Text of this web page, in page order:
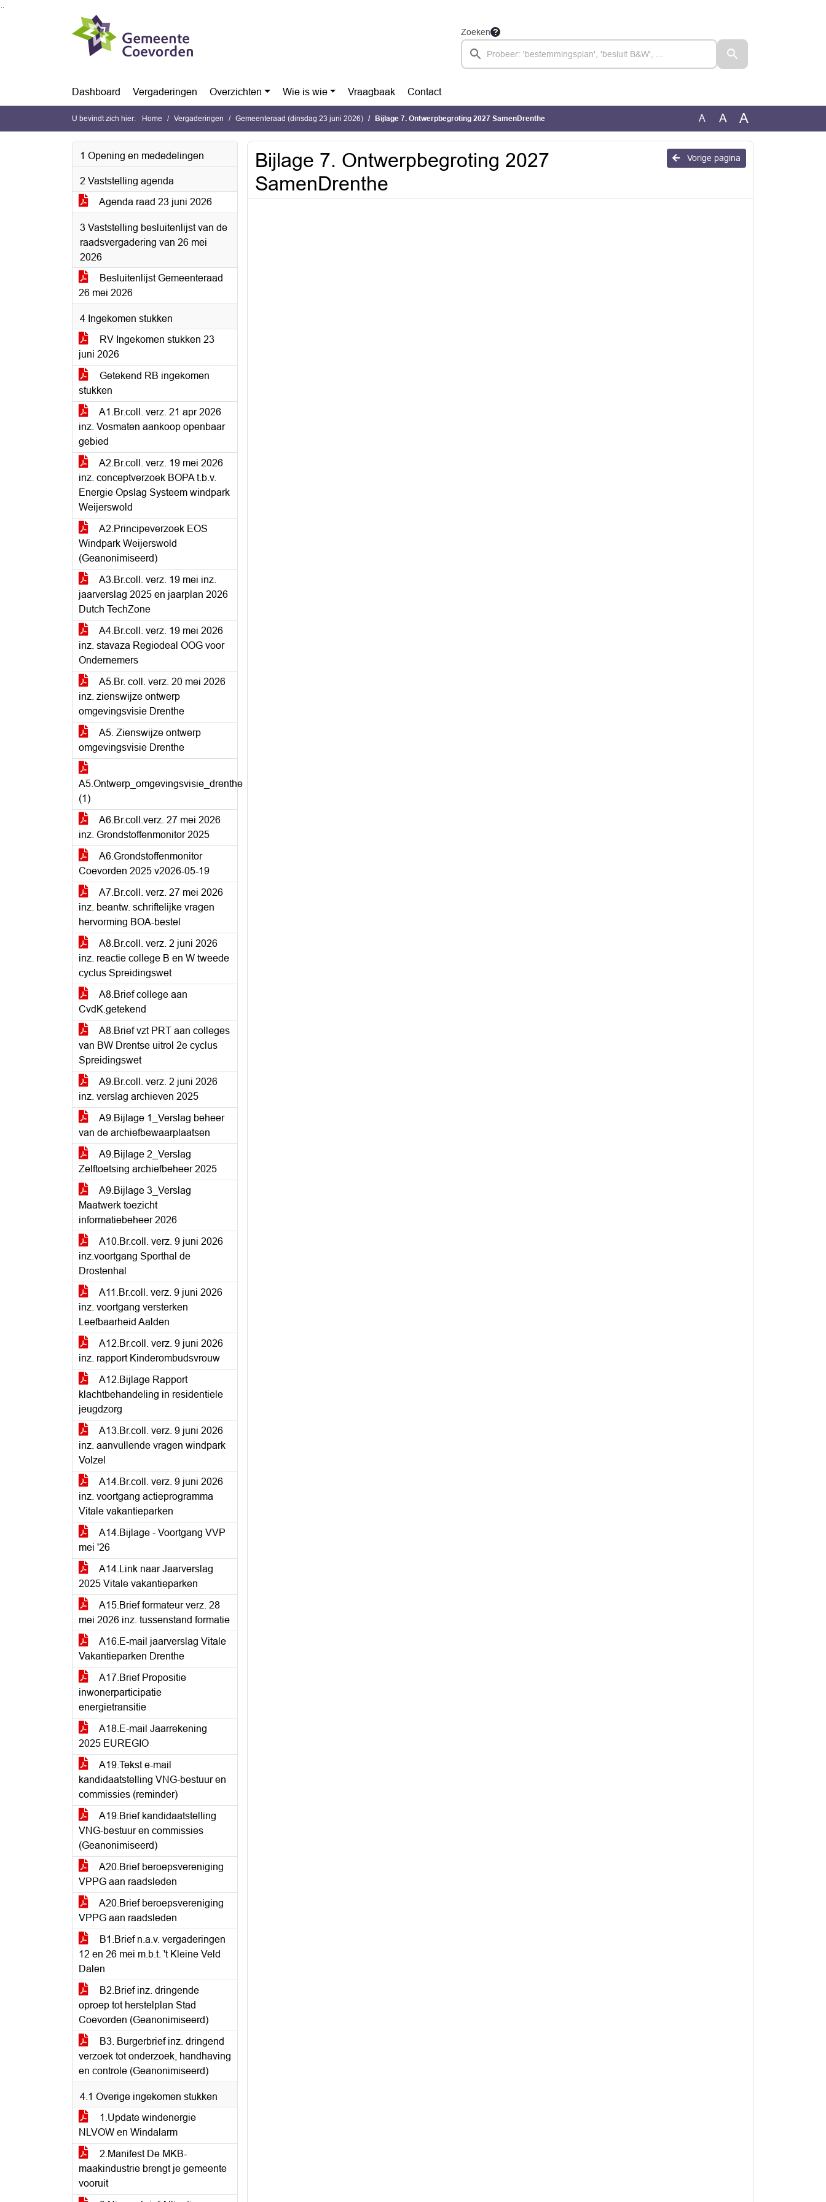
Ga naar de inhoud van deze pagina
Ga naar het zoeken
Ga naar het menu
Zoeken
Dashboard Vergaderingen Overzichten Wie is wie Vraagbaak Contact
U bevindt zich hier: Home Vergaderingen Gemeenteraad (dinsdag 23 juni 2026) Bijlage 7. Ontwerpbegroting 2027 SamenDrenthe A A A
1 Opening en mededelingen
2 Vaststelling agenda
Agenda raad 23 juni 2026
3 Vaststelling besluitenlijst van de
raadsvergadering van 26 mei
2026
Besluitenlijst Gemeenteraad
26 mei 2026
4 Ingekomen stukken
RV Ingekomen stukken 23
juni 2026
Getekend RB ingekomen
stukken
A1.Br.coll. verz. 21 apr 2026
inz. Vosmaten aankoop openbaar
gebied
A2.Br.coll. verz. 19 mei 2026
inz. conceptverzoek BOPA t.b.v.
Energie Opslag Systeem windpark
Weijerswold
A2.Principeverzoek EOS
Windpark Weijerswold
(Geanonimiseerd)
A3.Br.coll. verz. 19 mei inz.
jaarverslag 2025 en jaarplan 2026
Dutch TechZone
A4.Br.coll. verz. 19 mei 2026
inz. stavaza Regiodeal OOG voor
Ondernemers
A5.Br. coll. verz. 20 mei 2026
inz. zienswijze ontwerp
omgevingsvisie Drenthe
A5. Zienswijze ontwerp
omgevingsvisie Drenthe
A5.Ontwerp_omgevingsvisie_drenthe
(1)
A6.Br.coll.verz. 27 mei 2026
inz. Grondstoffenmonitor 2025
A6.Grondstoffenmonitor
Coevorden 2025 v2026-05-19
A7.Br.coll. verz. 27 mei 2026
inz. beantw. schriftelijke vragen
hervorming BOA-bestel
A8.Br.coll. verz. 2 juni 2026
inz. reactie college B en W tweede
cyclus Spreidingswet
A8.Brief college aan
CvdK.getekend
A8.Brief vzt PRT aan colleges
van BW Drentse uitrol 2e cyclus
Spreidingswet
A9.Br.coll. verz. 2 juni 2026
inz. verslag archieven 2025
A9.Bijlage 1_Verslag beheer
van de archiefbewaarplaatsen
A9.Bijlage 2_Verslag
Zelftoetsing archiefbeheer 2025
A9.Bijlage 3_Verslag
Maatwerk toezicht
informatiebeheer 2026
A10.Br.coll. verz. 9 juni 2026
inz.voortgang Sporthal de
Drostenhal
A11.Br.coll. verz. 9 juni 2026
inz. voortgang versterken
Leefbaarheid Aalden
A12.Br.coll. verz. 9 juni 2026
inz. rapport Kinderombudsvrouw
A12.Bijlage Rapport
klachtbehandeling in residentiele
jeugdzorg
A13.Br.coll. verz. 9 juni 2026
inz. aanvullende vragen windpark
Volzel
A14.Br.coll. verz. 9 juni 2026
inz. voortgang actieprogramma
Vitale vakantieparken
A14.Bijlage - Voortgang VVP
mei '26
A14.Link naar Jaarverslag
2025 Vitale vakantieparken
A15.Brief formateur verz. 28
mei 2026 inz. tussenstand formatie
A16.E-mail jaarverslag Vitale
Vakantieparken Drenthe
A17.Brief Propositie
inwonerparticipatie
energietransitie
A18.E-mail Jaarrekening
2025 EUREGIO
A19.Tekst e-mail
kandidaatstelling VNG-bestuur en
commissies (reminder)
A19.Brief kandidaatstelling
VNG-bestuur en commissies
(Geanonimiseerd)
A20.Brief beroepsvereniging
VPPG aan raadsleden
A20.Brief beroepsvereniging
VPPG aan raadsleden
B1.Brief n.a.v. vergaderingen
12 en 26 mei m.b.t. 't Kleine Veld
Dalen
B2.Brief inz. dringende
oproep tot herstelplan Stad
Coevorden (Geanonimiseerd)
B3. Burgerbrief inz. dringend
verzoek tot onderzoek, handhaving
en controle (Geanonimiseerd)
4.1 Overige ingekomen stukken
1.Update windenergie
NLVOW en Windalarm
2.Manifest De MKB-
maakindustrie brengt je gemeente
vooruit
Vorige pagina
Bijlage 7. Ontwerpbegroting 2027
SamenDrenthe